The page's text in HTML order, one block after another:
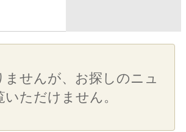
ませんが、お探しのニュ
ただけません。